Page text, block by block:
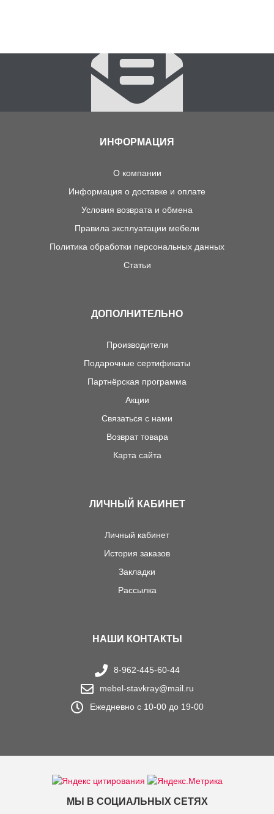
ИНФОРМАЦИЯ
О компании
Информация о доставке и оплате
Условия возврата и обмена
Правила эксплуатации мебели
Политика обработки персональных данных
Статьи
ДОПОЛНИТЕЛЬНО
Производители
Подарочные сертификаты
Партнёрская программа
Акции
Связаться с нами
Возврат товара
Карта сайта
ЛИЧНЫЙ КАБИНЕТ
Личный кабинет
История заказов
Закладки
Рассылка
НАШИ КОНТАКТЫ
8-962-445-60-44
mebel-stavkray@mail.ru
Ежедневно с 10-00 до 19-00
МЫ В СОЦИАЛЬНЫХ СЕТЯХ